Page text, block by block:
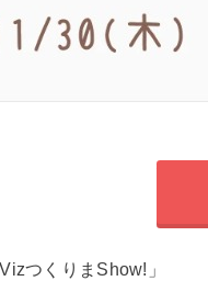
つくりまShow!」